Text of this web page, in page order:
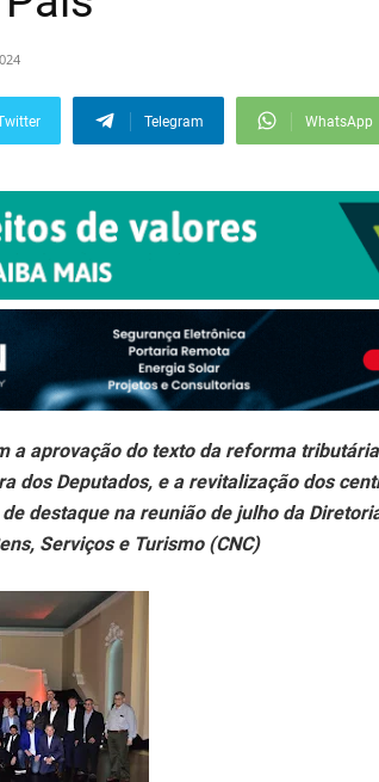
Telegram WhatsApp
a aprovação do texto da reforma
dos Deputados, e a revitalização dos
destaque na reunião de julho da
Serviços e Turismo (CNC)